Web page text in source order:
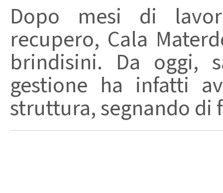
Dopo mesi di
recupero, Cala
brindisini. Da oggi,
gestione ha infatti
struttura, segnando di